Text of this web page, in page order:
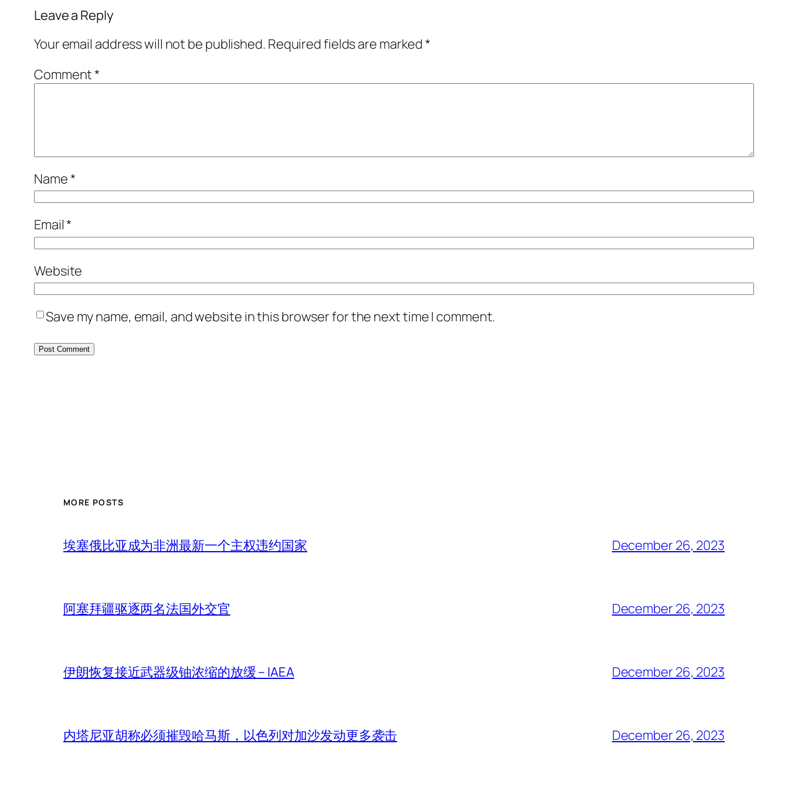
Leave a Reply
Your email address will not be published. Required fields are marked*
Comment*
Name*
Email*
Website
Save my name, email, and website in this browser for the next time I comment.
MORE POSTS
埃塞俄比亚成为非洲最新一个主权违约国家 December 26, 2023
阿塞拜疆驱逐两名法国外交官 December 26, 2023
伊朗恢复接近武器级铀浓缩的放缓 – IAEA December 26, 2023
内塔尼亚胡称必须摧毁哈马斯，以色列对加沙发动更多袭击 December 26, 2023